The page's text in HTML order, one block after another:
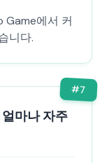
Game에서 커
니다.
#7
마나 자주